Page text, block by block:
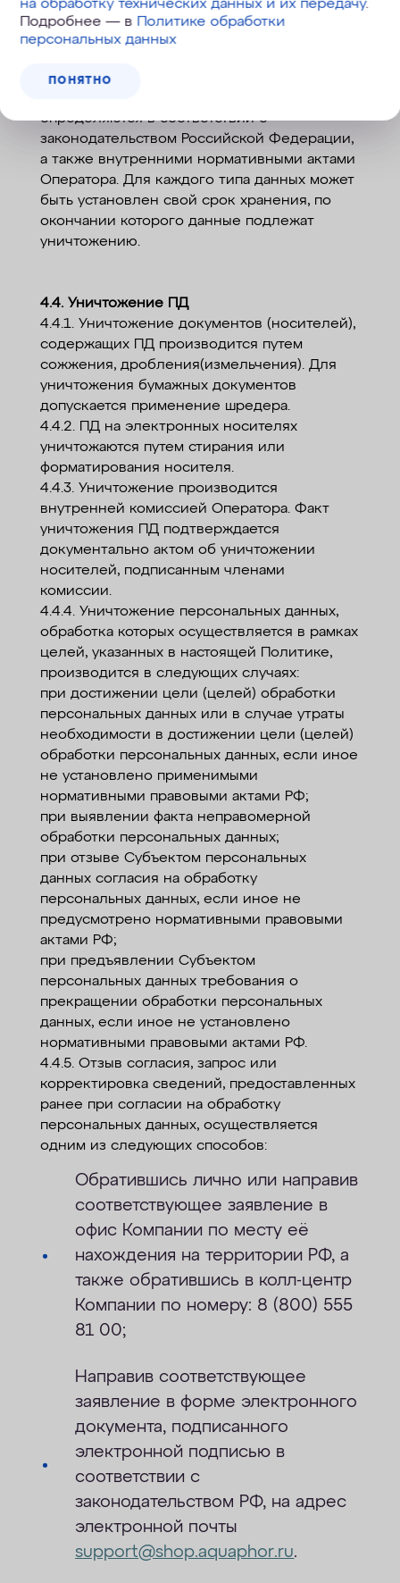
не дольше, чем этого требуют цели их
обработки, и они подлежат уничтожению по
утраты необходимости в их достижении.
определяются в соответствии с
законодательством Российской Федерации,
а также внутренними нормативными актами
Оператора. Для каждого типа данных может
быть установлен свой срок хранения, по
окончании которого данные подлежат
уничтожению.
4.4. Уничтожение ПД
4.4.1. Уничтожение документов (носителей),
содержащих ПД производится путем
сожжения, дробления(измельчения). Для
уничтожения бумажных документов
допускается применение шредера.
4.4.2. ПД на электронных носителях
уничтожаются путем стирания или
форматирования носителя.
4.4.3. Уничтожение производится
внутренней комиссией Оператора. Факт
уничтожения ПД подтверждается
документально актом об уничтожении
носителей, подписанным членами
комиссии.
4.4.4. Уничтожение персональных данных,
обработка которых осуществляется в рамках
целей, указанных в настоящей Политике,
производится в следующих случаях:
при достижении цели (целей) обработки
персональных данных или в случае утраты
необходимости в достижении цели (целей)
обработки персональных данных, если иное
не установлено применимыми
нормативными правовыми актами РФ;
при выявлении факта неправомерной
обработки персональных данных;
при отзыве Субъектом персональных
данных согласия на обработку
персональных данных, если иное не
предусмотрено нормативными правовыми
актами РФ;
при предъявлении Субъектом
персональных данных требования о
прекращении обработки персональных
данных, если иное не установлено
нормативными правовыми актами РФ.
4.4.5. Отзыв согласия, запрос или
корректировка сведений, предоставленных
ранее при согласии на обработку
персональных данных, осуществляется
одним из следующих способов:
Обратившись лично или направив
соответствующее заявление в
офис Компании по месту её
нахождения на территории РФ, а
также обратившись в колл-центр
Компании по номеру: 8 (800) 555
81 00;
Направив соответствующее
заявление в форме электронного
документа, подписанного
электронной подписью в
соответствии с
законодательством РФ, на адрес
электронной почты
support@shop.aquaphor.ru.
на обработку технических данных и их передачу.
Подробнее — в Политике обработки
персональных данных
ПОНЯТНО